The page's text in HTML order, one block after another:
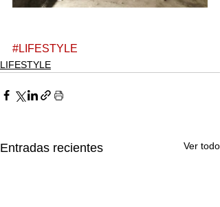
#LIFESTYLE
LIFESTYLE
Entradas recientes Ver todo